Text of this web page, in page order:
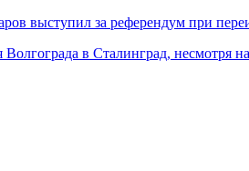
выступил за референдум при
в Сталинград, несмотря